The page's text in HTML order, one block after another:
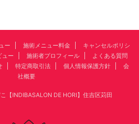
ー 施術メニュー料金
キャンセルポリシ
ュー 施術者プロフィール
よくある質問
特定商取引法 個人情報保護方針
会
社概要
【INDIBASALON DE HORI】住吉区苅田